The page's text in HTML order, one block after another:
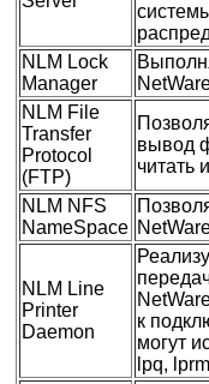
NLM Lock
Manager
NLM File
Transfer
Protocol
(FTP)
вывод
читать
NLM NFS
NameSpace
NLM Line
Printer
Daemon
к
могут
lpq,